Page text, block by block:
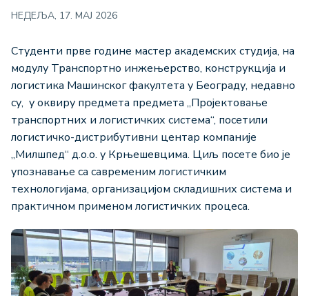
НЕДЕЉА, 17. МАЈ 2026
Студенти прве године мастер академских студија, на
модулу Транспортно инжењерство, конструкција и
логистика Машинског факултета у Београду, недавно
су, у оквиру предмета предмета „Пројектовање
транспортних и логистичких система“, посетили
логистичко-дистрибутивни центар компаније
„Милшпед“ д.о.о. у Крњешевцима. Циљ посете био је
упознавање са савременим логистичким
технологијама, организацијом складишних система и
практичном применом логистичких процеса.